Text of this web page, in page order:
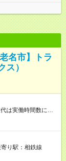
名市】トラ
ス）
は実働時間数に応
。 試用期間につい
確定拠出年金加入
り駅：相鉄線